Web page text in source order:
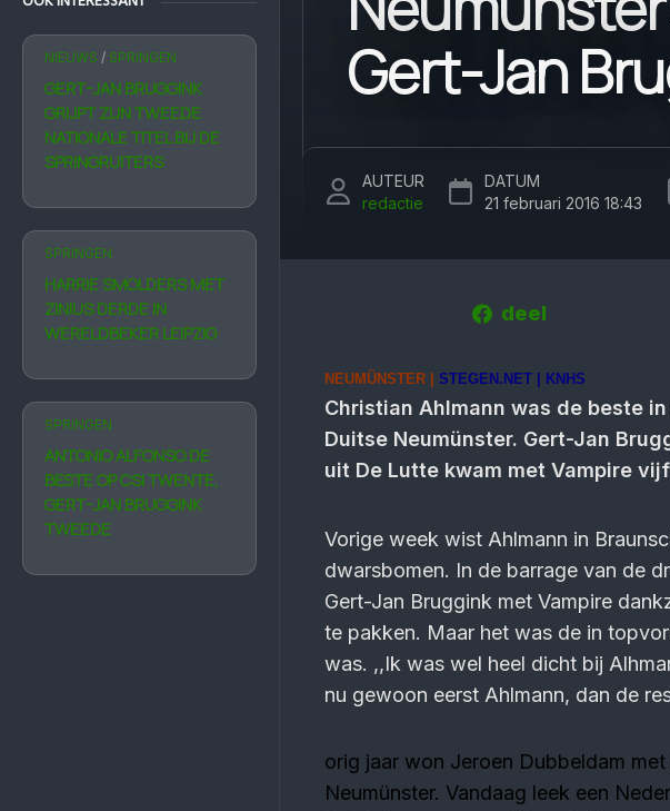
NIEUWS / SPRINGEN
GERT-JAN BRUGGINK
GRIJPT ZIJN TWEEDE
NATIONALE TITEL BIJ DE
SPRINGRUITERS
SPRINGEN
HARRIE SMOLDERS MET
ZINIUS DERDE IN
WERELDBEKER LEIPZIG
SPRINGEN
ANTONIO ALFONSO DE
BESTE OP CSI TWENTE,
GERT-JAN BRUGGINK
TWEEDE
Gert-Jan
AUTEUR
redactie
DATUM
21 februari 2016 18:43
deel
NEUMÜNSTER | STEGEN.NET | KNHS
Christian Ahlmann was de beste
Duitse Neumünster. Gert-Jan
uit De Lutte kwam met Vampire
Vorige week wist Ahlmann in
dwarsbomen. In de barrage van de
Gert-Jan Bruggink met Vampire
te pakken. Maar het was de in
was. ,,Ik was wel heel dicht bij
nu gewoon eerst Ahlmann, dan de
orig jaar won Jeroen Dubbeldam
Neumünster. Vandaag leek een